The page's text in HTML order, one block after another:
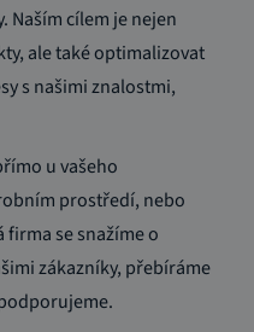
cílem je nejen
ale také optimalizovat
s našimi znalostmi,
u vašeho
prostředí, nebo
se snažíme o
zákazníky, přebíráme